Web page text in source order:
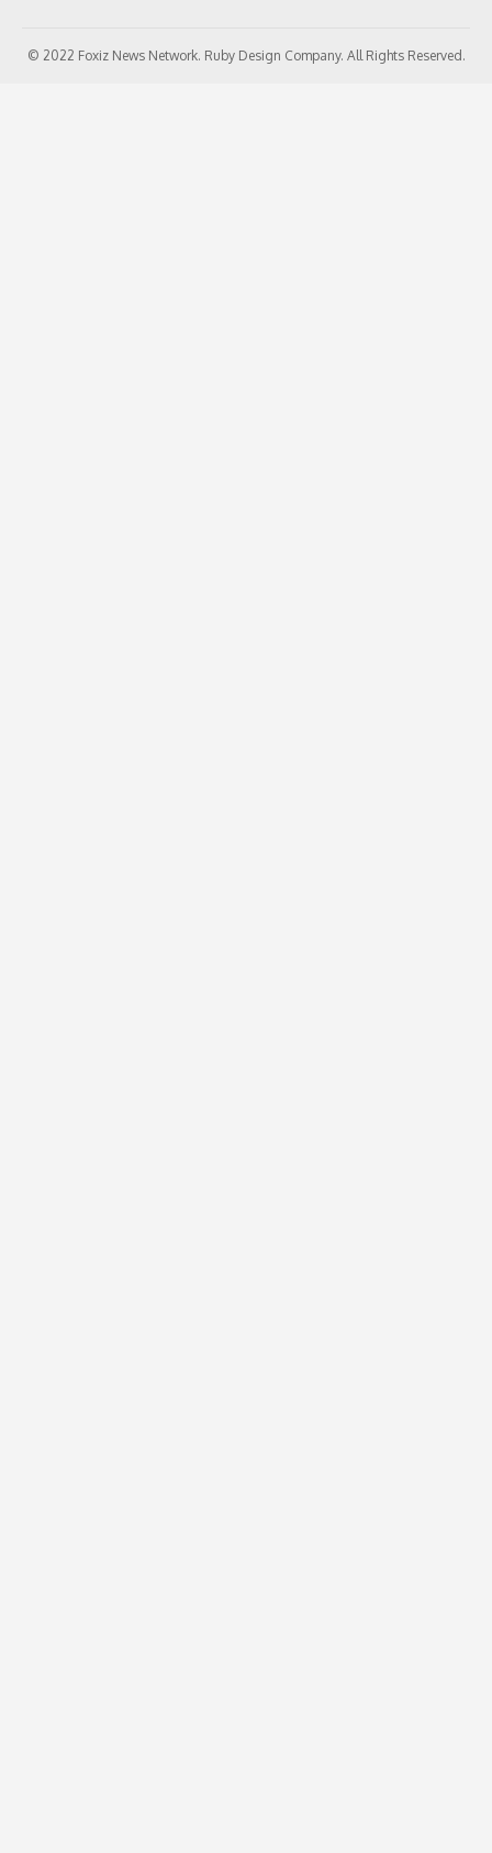
© 2022 Foxiz News Network. Ruby Design Company. All Rights Reserved.